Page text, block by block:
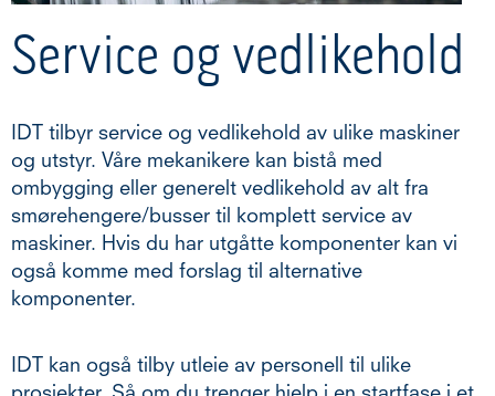
Service og vedlikehold
IDT tilbyr service og vedlikehold av ulike maskiner
og utstyr. Våre mekanikere kan bistå med
ombygging eller generelt vedlikehold av alt fra
smørehengere/busser til komplett service av
maskiner. Hvis du har utgåtte komponenter kan vi
også komme med forslag til alternative
komponenter.
IDT kan også tilby utleie av personell til ulike